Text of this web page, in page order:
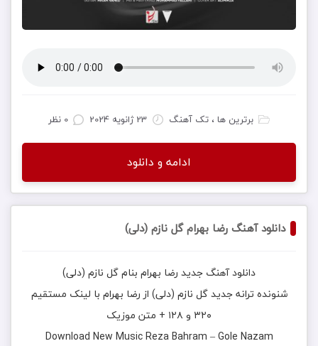
برترین ها ، تک آهنگ 23 ژانویه 2024 0 نظر
ادامه و دانلود
دانلود آهنگ رضا بهرام گل نازم (دلی)
دانلود آهنگ جدید رضا بهرام بنامگل نازم (دلی)
شنونده ترانه جدیدگل نازم (دلی) از رضا بهرام با لینک مستقیم
۳۲۰ و ۱۲۸ + متن موزیک
Download New MusicReza Bahram –Gole Nazam